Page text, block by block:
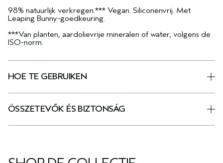
98% natuurlijk verkregen.*** Vegan. Siliconenvrij. Met
Leaping Bunny-goedkeuring.
***Van planten, aardolievrije mineralen of water, volgens de
ISO-norm.
HOE TE GEBRUIKEN
ÖSSZETEVŐK ÉS BIZTONSÁG